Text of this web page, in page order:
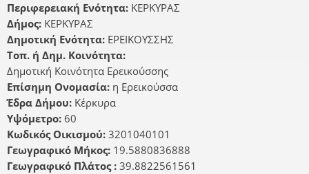
Περιφερειακή Ενότητα: ΚΕΡΚΥΡΑΣ
Δήμος: ΚΕΡΚΥΡΑΣ
Δημοτική Ενότητα: ΕΡΕΙΚΟΥΣΣΗΣ
Τοπ. ή Δημ. Κοινότητα:
Δημοτική Κοινότητα Ερεικούσσης
Επίσημη Ονομασία: η Ερεικούσσα
Έδρα Δήμου: Κέρκυρα
Υψόμετρο: 60
Κωδικός Οικισμού: 3201040101
Γεωγραφικό Μήκος: 19.5880836888
Γεωγραφικό Πλάτος : 39.8822561561